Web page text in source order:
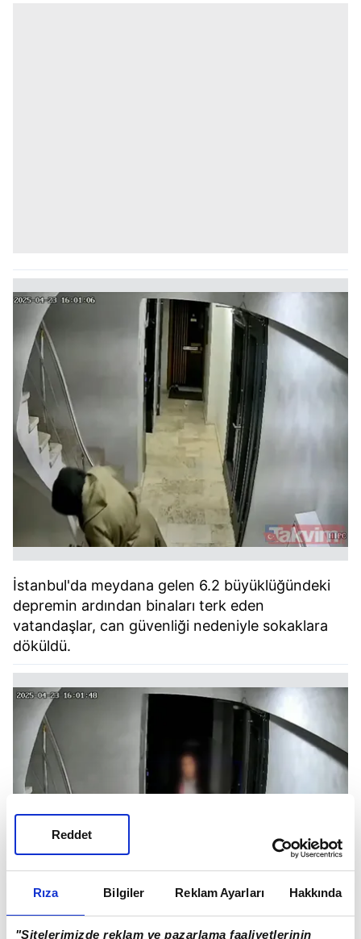
Rıza Bilgiler Reklam Ayarları Hakkında
"Sitelerimizde reklam ve pazarlama faaliyetlerinin
Reddet
İstanbul'da meydana gelen 6.2 büyüklüğündeki
depremin ardından binaları terk eden
vatandaşlar, can güvenliği nedeniyle sokaklara
döküldü.